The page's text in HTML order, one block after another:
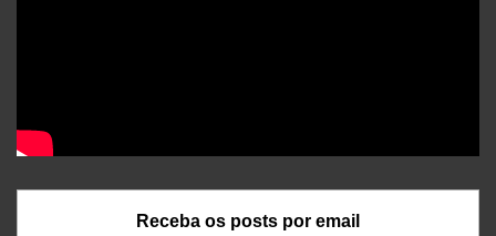
Receba os posts por email